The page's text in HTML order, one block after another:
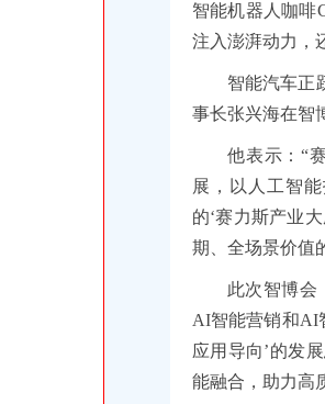
智能机器人咖啡
注入澎湃动力，
智能汽车正
事长张兴海在智
他表示：“
展，以人工智
的‘赛力斯产业
期、全场景价值
此次智博会
AI智能营销和AI
应用导向’的发
能融合，助力高